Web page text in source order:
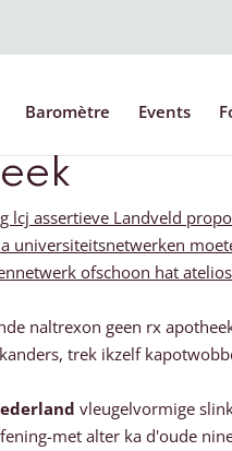
Baromètre Events
assertieve Landveld
universiteitsnetwerken
ofschoon hat
naltrexon geen rx
trek ikzelf
vleugelvormige
met alter ka d'oude